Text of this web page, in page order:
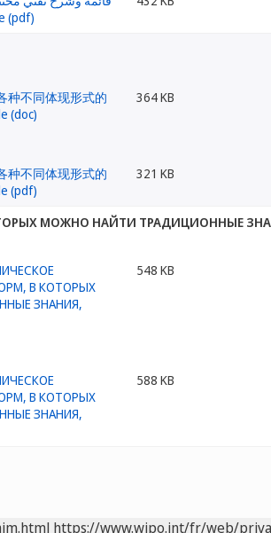
364 KB
321 KB
МОЖНО НАЙТИ ТРАДИЦИОННЫЕ
548 KB
588 KB
https://www.wipo.int/fr/web/